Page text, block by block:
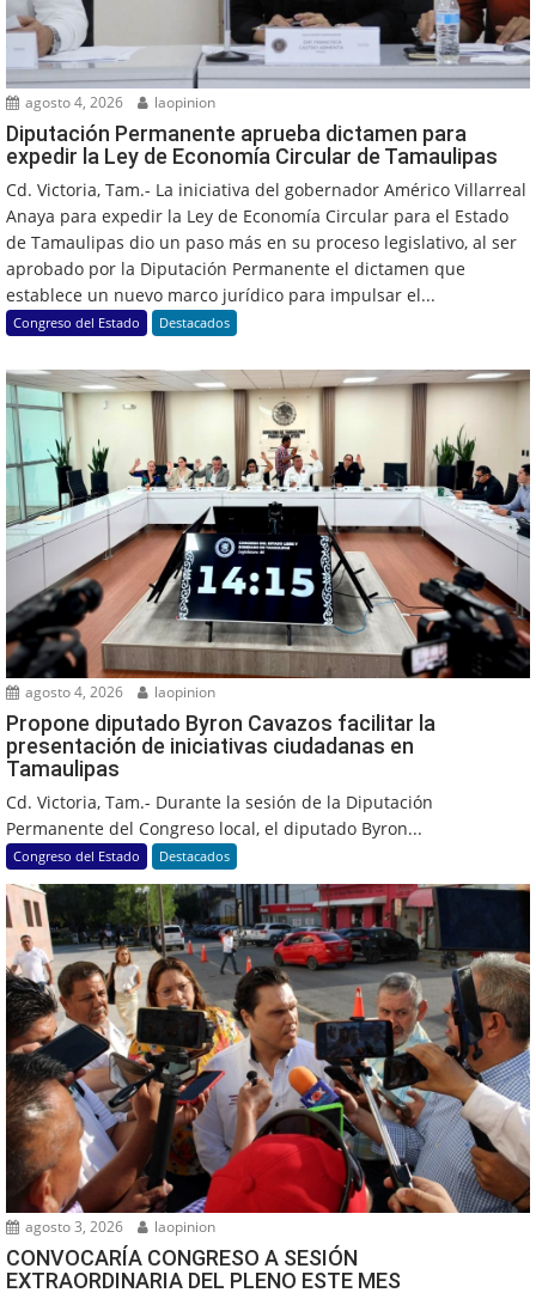
agosto 4, 2026 laopinion
Diputación Permanente aprueba dictamen para
expedir la Ley de Economía Circular de Tamaulipas
Cd. Victoria, Tam.- La iniciativa del gobernador Américo Villarreal
Anaya para expedir la Ley de Economía Circular para el Estado
de Tamaulipas dio un paso más en su proceso legislativo, al ser
aprobado por la Diputación Permanente el dictamen que
establece un nuevo marco jurídico para impulsar el...
Congreso del Estado Destacados
agosto 4, 2026 laopinion
Propone diputado Byron Cavazos facilitar la
presentación de iniciativas ciudadanas en
Tamaulipas
Cd. Victoria, Tam.- Durante la sesión de la Diputación
Permanente del Congreso local, el diputado Byron...
Congreso del Estado Destacados
agosto 3, 2026 laopinion
CONVOCARÍA CONGRESO A SESIÓN
EXTRAORDINARIA DEL PLENO ESTE MES